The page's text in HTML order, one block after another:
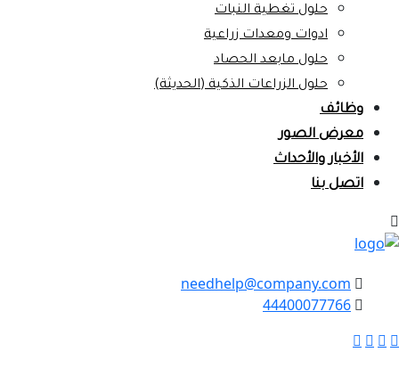
حلول تغطية النبات
ادوات ومعدات زراعية
حلول مابعد الحصاد
حلول الزراعات الذكية (الحديثة)
وظائف
معرض الصور
الأخبار والأحداث
اتصل بنا
needhelp@company.com
44400077766